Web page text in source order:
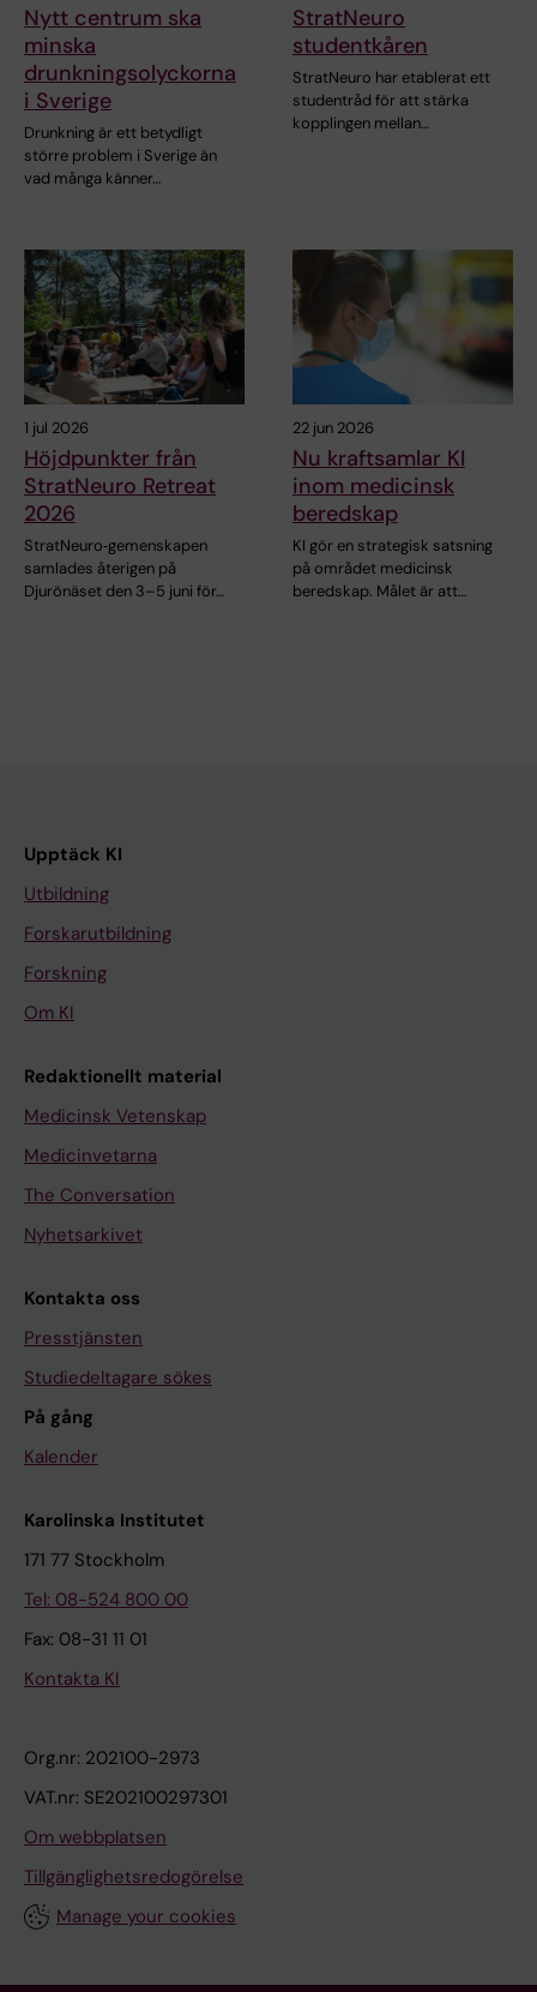
Nytt centrum ska
minska
drunkningsolyckorna
i Sverige
Drunkning är ett betydligt
större problem i Sverige än
vad många känner…
StratNeuro
studentkåren
StratNeuro har etablerat ett
studentråd för att stärka
kopplingen mellan…
1 jul 2026
Höjdpunkter från
StratNeuro Retreat
2026
StratNeuro‑gemenskapen
samlades återigen på
Djurönäset den 3–5 juni för…
22 jun 2026
Nu kraftsamlar KI
inom medicinsk
beredskap
KI gör en strategisk satsning
på området medicinsk
beredskap. Målet är att…
Upptäck KI
Utbildning
Forskarutbildning
Forskning
Om KI
Redaktionellt material
Medicinsk Vetenskap
Medicinvetarna
The Conversation
Nyhetsarkivet
Kontakta oss
Presstjänsten
Studiedeltagare sökes
På gång
Kalender
Karolinska Institutet
171 77 Stockholm
Tel: 08-524 800 00
Fax: 08-31 11 01
Kontakta KI
Org.nr: 202100-2973
VAT.nr: SE202100297301
Om webbplatsen
Tillgänglighetsredogörelse
Manage your cookies